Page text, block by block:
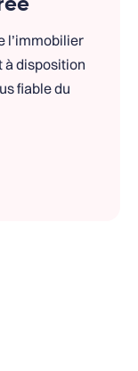
l’immobilier
à disposition
fiable du